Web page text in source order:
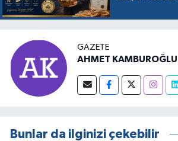
RESMEN
GAZETE
AHMET KAMBUROĞLU
Bunlar da ilginizi çekebilir